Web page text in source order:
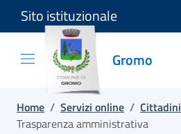
Salta e vai al contenuto
Salta e vai al footer
Sito istituzionale
Gromo
Home / Servizi online / Cittadini
Trasparenza amministrativa